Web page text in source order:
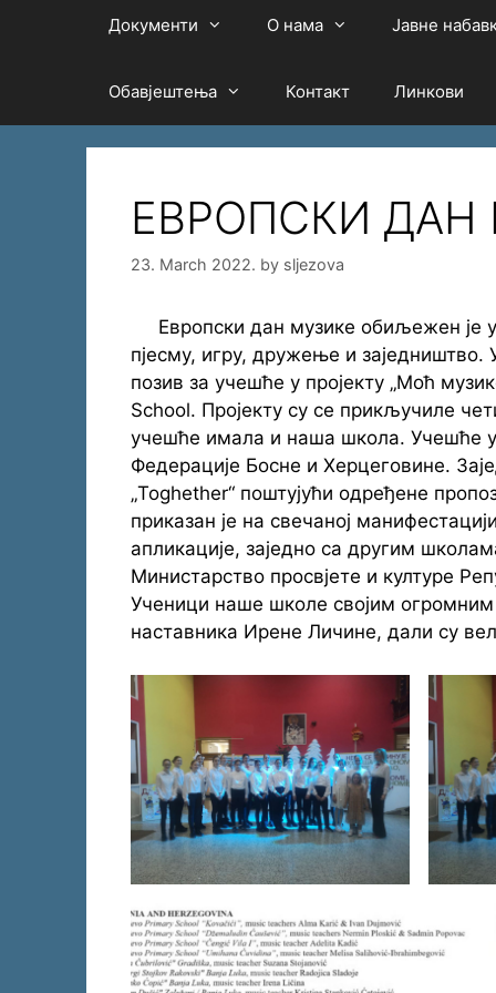
Документи О нама Јавне
Обавјештења Контакт Линкови
ЕВРОПСКИ ДАН
23. March 2022. by sljezova
Европски дан музике обиљежен је
пјесму, игру, дружење и
позив за учешће у пројекту „Моћ
School. Пројекту су се прикључиле
учешће имала и наша школа. Учешће
Федерације Босне и Херцеговине.
„Toghether“ поштујући одређене
приказан је на свечаној
апликације, заједно са другим
Министарство просвјете и културе
Ученици наше школе својим
наставника Ирене Личине, дали су